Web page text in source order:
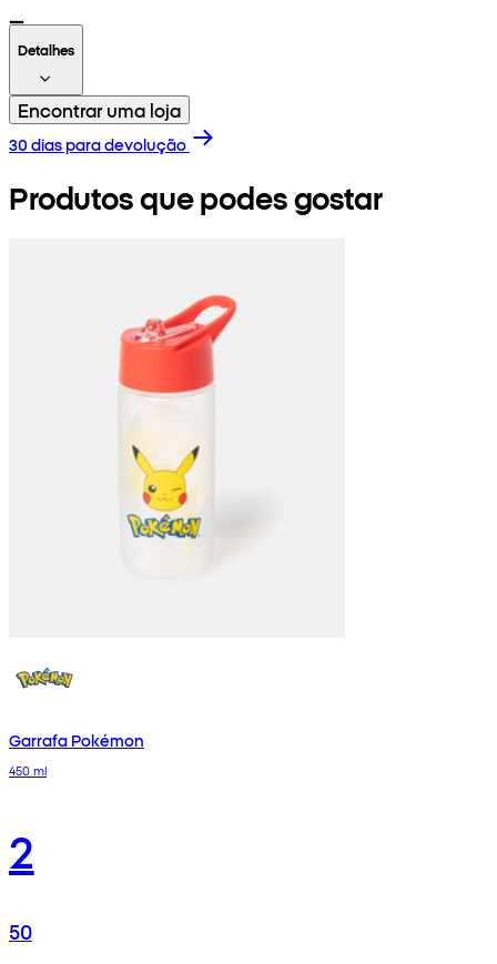
Detalhes
Encontrar uma loja
30 dias para devolução
Produtos que podes gostar
Garrafa Pokémon
450 ml
2
50